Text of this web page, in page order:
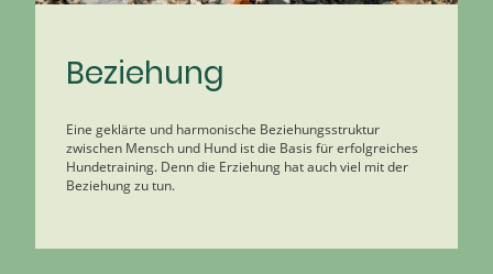
Beziehung
Eine geklärte und harmonische Beziehungsstruktur
zwischen Mensch und Hund ist die Basis für erfolgreiches
Hundetraining. Denn die Erziehung hat auch viel mit der
Beziehung zu tun.